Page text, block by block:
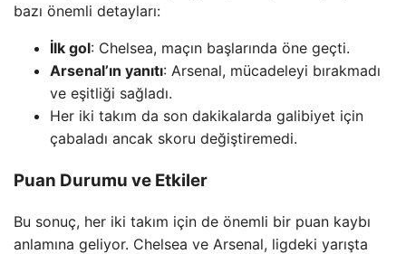
bazı önemli detayları:
İlk gol: Chelsea, maçın başlarında öne geçti.
Arsenal’ın yanıtı: Arsenal, mücadeleyi bırakmadı
ve eşitliği sağladı.
Her iki takım da son dakikalarda galibiyet için
çabaladı ancak skoru değiştiremedi.
Puan Durumu ve Etkiler
Bu sonuç, her iki takım için de önemli bir puan kaybı
anlamına geliyor. Chelsea ve Arsenal, ligdeki yarışta